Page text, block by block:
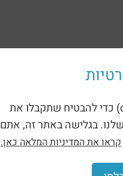
אנו משתמשים בעוגיות (cookies) כדי להבטיח שתקבלו את
בגלישה באתר זה, אתם
קראו את המדיניות המלאה כאן.